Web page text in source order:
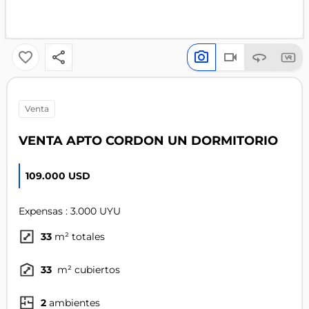
venta
VENTA APTO CORDON UN DORMITORIO
109.000 USD
Expensas : 3.000 UYU
33 m² totales
33 m² cubiertos
2 ambientes